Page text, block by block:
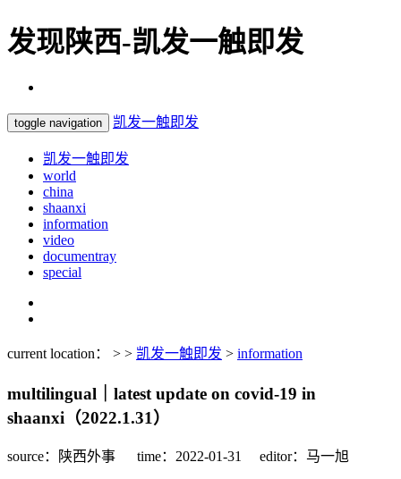
发现陕西-凯发一触即发
toggle navigation 凯发一触即发
凯发一触即发
world
china
shaanxi
information
video
documentray
special
current location： > > 凯发一触即发 > information
multilingual｜latest update on covid-19 in
shaanxi（2022.1.31）
source：陕西外事 time：2022-01-31 editor：马一旭